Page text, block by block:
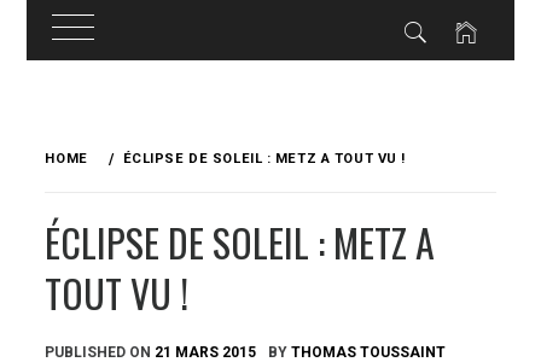
HOME ÉCLIPSE DE SOLEIL : METZ A TOUT VU !
ÉCLIPSE DE SOLEIL : METZ A
TOUT VU !
PUBLISHED ON 21 MARS 2015 BYTHOMAS TOUSSAINT